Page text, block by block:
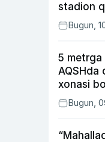
stadion
Bugun,
5 metrga
AQSHda
xonasi
Bugun,